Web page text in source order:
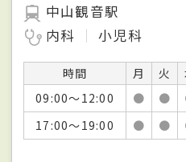
中山観音駅
内科
小児科
時間 月 火
09:00～12:00
● ●
17:00～19:00
● ●